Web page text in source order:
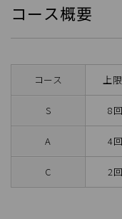
コース概要
コース 上
S 8
A 4
C 2